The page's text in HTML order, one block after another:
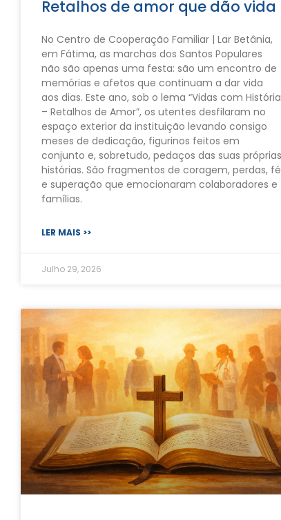
Retalhos de amor que dão vida
No Centro de Cooperação Familiar | Lar Betânia,
em Fátima, as marchas dos Santos Populares
não são apenas uma festa: são um encontro de
memórias e afetos que continuam a dar vida
aos dias. Este ano, sob o lema “Vidas com História
– Retalhos de Amor”, os utentes desfilaram no
espaço exterior da instituição levando consigo
meses de dedicação, figurinos feitos em
conjunto e, sobretudo, pedaços das suas próprias
histórias. São fragmentos de coragem, perdas, fé
e superação que emocionaram colaboradores e
famílias.
LER MAIS >>
Julho 29, 2026